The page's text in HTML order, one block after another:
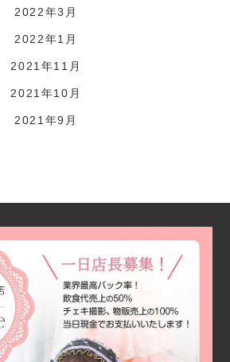
2022年3月
2022年1月
2021年11月
2021年10月
2021年9月